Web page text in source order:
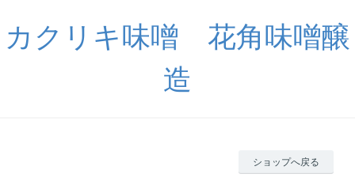
カクリキ味噌 花角味噌醸
造
ショップへ戻る